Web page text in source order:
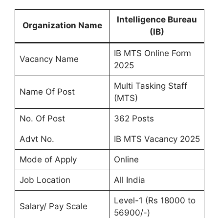
Organization Name
Intelligence Bureau
(IB)
Vacancy Name
IB MTS Online Form
2025
Name Of Post
Multi Tasking Staff
(MTS)
No. Of Post 362 Posts
Advt No. IB MTS Vacancy 2025
Mode of Apply Online
Job Location All India
Salary/ Pay Scale
Level-1 (Rs 18000 to
56900/-)